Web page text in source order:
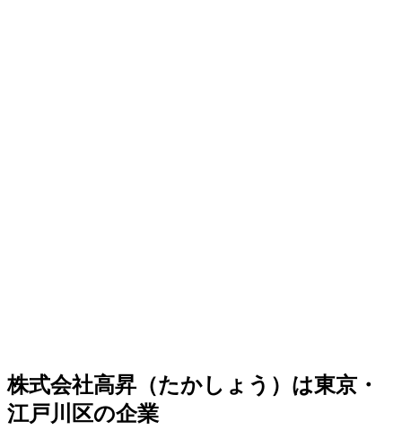
株式会社高昇（たかしょう）は東京・
江戸川区の企業